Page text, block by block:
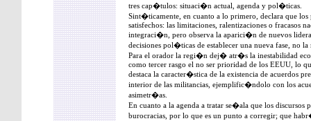
tres cap�tulos: situaci�n actual, agenda y pol�ticas.
Sint�ticamente, en cuanto a lo primero, declara que
satisfechos: las limitaciones, ralentizaciones o fracasos
integraci�n, pero observa la aparici�n de nuevos
decisiones pol�ticas de establecer una nueva fase, no
Para el orador la regi�n dej� atr�s la inestabilidad
como tercer rasgo el no ser prioridad de los EEUU, lo
destaca la caracter�stica de la existencia de acuerdos
interior de las militancias, ejemplific�ndolo con los
asimetr�as.
En cuanto a la agenda a tratar se�ala que los discursos
burocracias, por lo que es un punto a corregir; que